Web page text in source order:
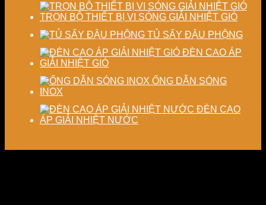
TRỌN BỘ THIẾT BỊ VI SÓNG GIẢI NHIỆT GIÓ
TỦ SẤY ĐẬU PHỘNG
ĐÈN CAO ÁP
GIẢI NHIỆT GIÓ
ỐNG DẪN SÓNG
INOX
ĐÈN CAO
ÁP GIẢI NHIỆT NƯỚC